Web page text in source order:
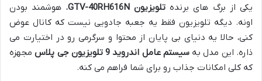
یکی از برگ های برندهتلویزیون GTV-40RH616N
، هوشمند بودن
اونه. دیگه تلویزیون فقط یه جعبه جادویی نیست که کانال عوض
کنی، حالا یه دنیای بی پایان از محتوا و سرگرمی رو در اختیارت می
ذاره. این مدل بهسیستم عامل اندروید 9 تلویزیون جی پلاس
مجهزه
که کلی امکانات جذاب رو برای شما فراهم می کنه.